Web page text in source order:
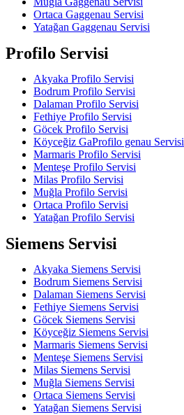
Ortaca Gaggenau Servisi
Yatağan Gaggenau Servisi
Profilo Servisi
Akyaka Profilo Servisi
Bodrum Profilo Servisi
Dalaman Profilo Servisi
Fethiye Profilo Servisi
Göcek Profilo Servisi
Köyceğiz GaProfilo genau Servisi
Marmaris Profilo Servisi
Menteşe Profilo Servisi
Milas Profilo Servisi
Muğla Profilo Servisi
Ortaca Profilo Servisi
Yatağan Profilo Servisi
Siemens Servisi
Akyaka Siemens Servisi
Bodrum Siemens Servisi
Dalaman Siemens Servisi
Fethiye Siemens Servisi
Göcek Siemens Servisi
Köyceğiz Siemens Servisi
Marmaris Siemens Servisi
Menteşe Siemens Servisi
Milas Siemens Servisi
Muğla Siemens Servisi
Ortaca Siemens Servisi
Yatağan Siemens Servisi